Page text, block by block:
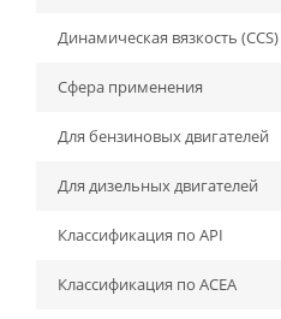
Динамическая вязкость
Сфера применения
Для бензиновых двигателей
Для дизельных двигателей
Классификация по API
Классификация по ACEA